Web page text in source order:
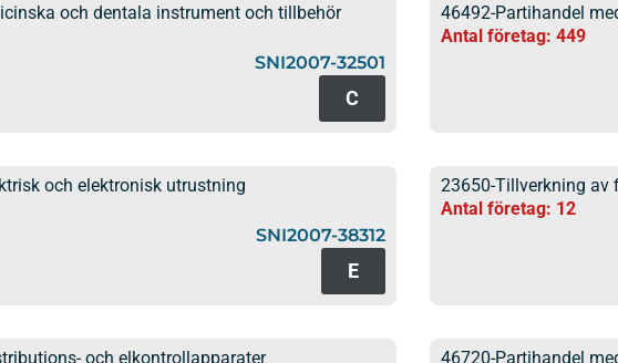
och dentala instrument och tillbehör
SNI2007-32501
C
46492-Partihandel
Antal företag: 449
och elektronisk utrustning
SNI2007-38312
E
23650-Tillverkning av
Antal företag: 12
och elkontrollapparater 46720-Partihandel